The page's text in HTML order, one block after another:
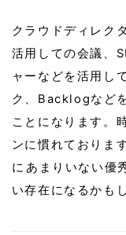
クラウドディレク
活用しての会議、
ャーなどを活用し
ク、Backlogなど
ことになります。
ンに慣れておりま
に あまりいない優
い存在になるかも